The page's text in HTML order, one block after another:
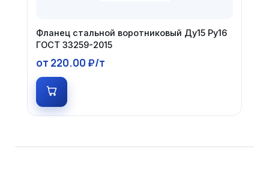
Фланец стальной воротниковый Ду15 Ру16
ГОСТ 33259-2015
от 220.00 ₽/т